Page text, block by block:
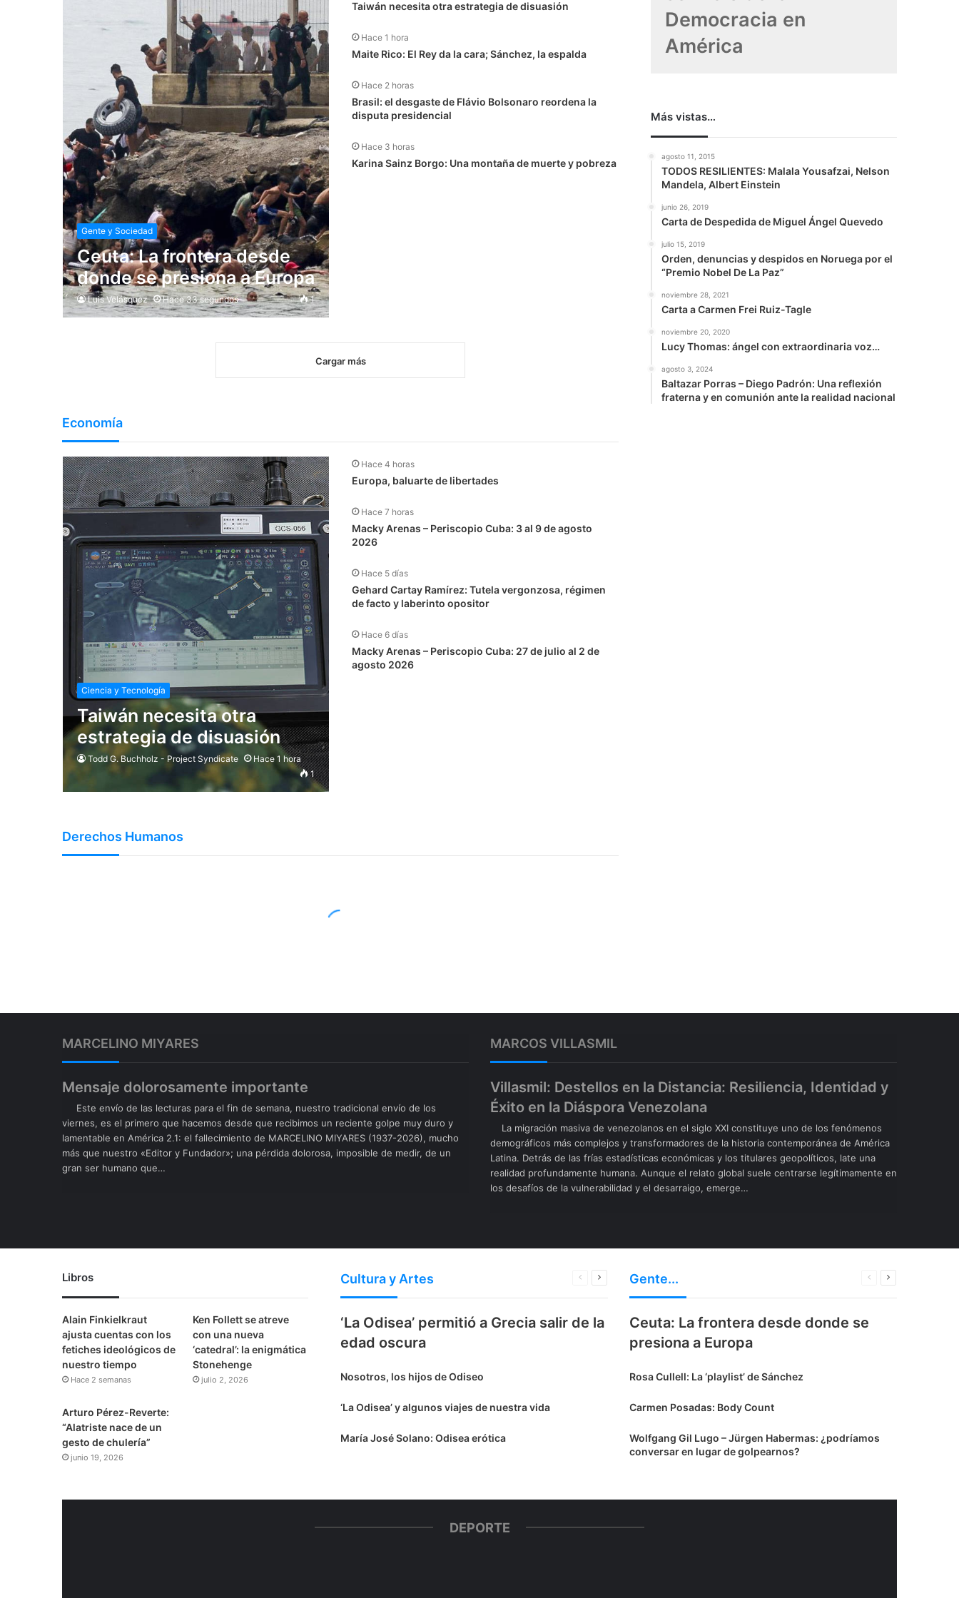
Gente y Sociedad
Ceuta: La frontera desde
donde se presiona a Europa
Luis Velásquez Hace 33 segundos 1
Taiwán necesita otra estrategia de disuasión
Hace 1 hora
Maite Rico: El Rey da la cara; Sánchez, la espalda
Hace 2 horas
Brasil: el desgaste de Flávio Bolsonaro reordena la
disputa presidencial
Hace 3 horas
Karina Sainz Borgo: Una montaña de muerte y pobreza
Cargar más
Economía
Ciencia y Tecnología
Taiwán necesita otra
estrategia de disuasión
Todd G. Buchholz - Project Syndicate
Hace 1 hora
1
Hace 4 horas
Europa, baluarte de libertades
Hace 7 horas
Macky Arenas – Periscopio Cuba: 3 al 9 de agosto
2026
Hace 5 días
Gehard Cartay Ramírez: Tutela vergonzosa, régimen
de facto y laberinto opositor
Hace 6 días
Macky Arenas – Periscopio Cuba: 27 de julio al 2 de
agosto 2026
Derechos Humanos
Democracia en
América
Más vistas…
agosto 11, 2015
TODOS RESILIENTES: Malala Yousafzai, Nelson
Mandela, Albert Einstein
junio 26, 2019
Carta de Despedida de Miguel Ángel Quevedo
julio 15, 2019
Orden, denuncias y despidos en Noruega por el
“Premio Nobel De La Paz”
noviembre 28, 2021
Carta a Carmen Frei Ruiz-Tagle
noviembre 20, 2020
Lucy Thomas: ángel con extraordinaria voz…
agosto 3, 2024
Baltazar Porras – Diego Padrón: Una reflexión
fraterna y en comunión ante la realidad nacional
MARCELINO MIYARES
Mensaje dolorosamente importante
​ Este envío de las lecturas para el fin de semana, nuestro tradicional envío de los
viernes, es el primero que hacemos desde que recibimos un reciente golpe muy duro y
lamentable en América 2.1: el fallecimiento de MARCELINO MIYARES (1937-2026), mucho
más que nuestro «Editor y Fundador»; una pérdida dolorosa, imposible de medir, de un
gran ser humano que…
MARCOS VILLASMIL
Villasmil: Destellos en la Distancia: Resiliencia, Identidad y
Éxito en la Diáspora Venezolana
La migración masiva de venezolanos en el siglo XXI constituye uno de los fenómenos
demográficos más complejos y transformadores de la historia contemporánea de América
Latina. Detrás de las frías estadísticas económicas y los titulares geopolíticos, late una
realidad profundamente humana. Aunque el relato global suele centrarse legítimamente en
los desafíos de la vulnerabilidad y el desarraigo, emerge…
Cultura y Artes
PáginaPágina
‘La Odisea’ permitió a Grecia salir de la
edad oscura
Nosotros, los hijos de Odiseo
‘La Odisea’ y algunos viajes de nuestra vida
María José Solano: Odisea erótica
Gente...
PáginaPágina
Ceuta: La frontera desde donde se
presiona a Europa
Rosa Cullell: La ‘playlist’ de Sánchez
Carmen Posadas: Body Count
Wolfgang Gil Lugo – Jürgen Habermas: ¿podríamos
conversar en lugar de golpearnos?
Libros
Alain Finkielkraut
ajusta cuentas con los
fetiches ideológicos de
nuestro tiempo
Hace 2 semanas
Ken Follett se atreve
con una nueva
‘catedral’: la enigmática
Stonehenge
julio 2, 2026
Arturo Pérez-Reverte:
“Alatriste nace de un
gesto de chulería”
junio 19, 2026
DEPORTE